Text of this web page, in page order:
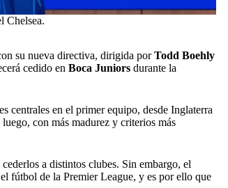
Chelsea.
su nueva directiva, dirigida porTodd Boehly
cedido en Boca Juniors durante la
centrales en el primer equipo, desde Inglaterra
con más madurez y criterios más
a distintos clubes. Sin embargo, el
fútbol de la Premier League, y es por ello que